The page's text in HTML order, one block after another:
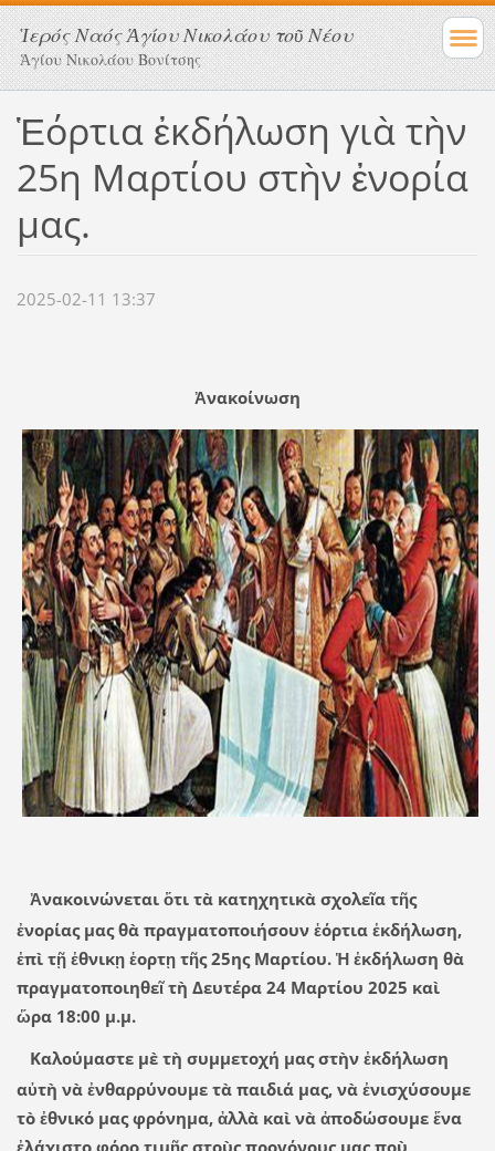
Ἱερός Ναός Ἁγίου Νικολάου τοῦ Νέου
Ἁγίου Νικολάου Βονίτσης
Ἑόρτια ἐκδήλωση γιὰ τὴν
25η Μαρτίου στὴν ἐνορία
μας.
2025-02-11 13:37
Ἀνακοίνωση
Ἀνακοινώνεται ὅτι τὰ κατηχητικὰ σχολεῖα τῆς
ἐνορίας μας θὰ πραγματοποιήσουν ἑόρτια ἐκδήλωση,
ἐπὶ τῇ ἐθνικῃ ἑορτῃ τῆς 25ης Μαρτίου. Ἡ ἐκδήλωση θὰ
πραγματοποιηθεῖ τὴ Δευτέρα 24 Μαρτίου 2025 καὶ
ὥρα 18:00 μ.μ.
Καλούμαστε μὲ τὴ συμμετοχή μας στὴν ἐκδήλωση
αὐτὴ νὰ ἐνθαρρύνουμε τὰ παιδιά μας, νὰ ἐνισχύσουμε
τὸ ἐθνικό μας φρόνημα, ἀλλὰ καὶ νὰ ἀποδώσουμε ἕνα
ἐλάχιστο φόρο τιμῆς στοὺς προγόνους μας ποὺ